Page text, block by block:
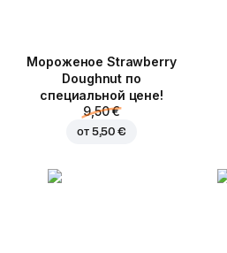
Мороженое Strawberry
Doughnut по
специальной цене!
9,50 €
от 5,50 €